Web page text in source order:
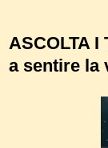
ASCOLTA
a sentire la